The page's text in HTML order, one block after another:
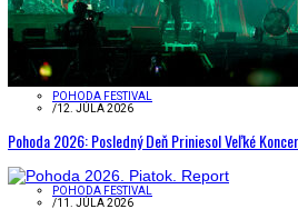
POHODA FESTIVAL
/12. JÚLA 2026
Pohoda 2026: Posledný Deň Priniesol Veľké
POHODA FESTIVAL
/11. JÚLA 2026